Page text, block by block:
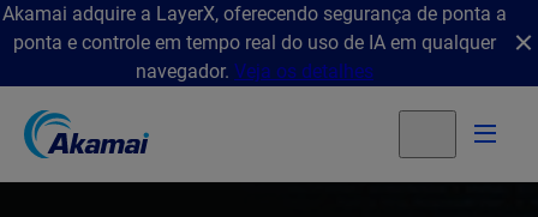
Akamai adquire a LayerX, oferecendo segurança de ponta a
ponta e controle em tempo real do uso de IA em qualquer
navegador. Veja os detalhes